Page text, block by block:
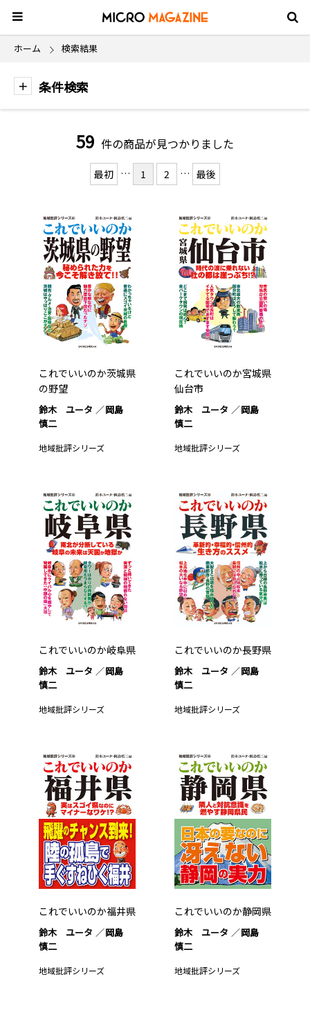
ホーム 検索結果
条件検索
59 件の商品が見つかりました
最初 … 1 2 … 最後
これでいいのか茨城県
の野望
鈴木 ユータ
岡島
慎二
地域批評シリーズ
これでいいのか宮城県
仙台市
鈴木 ユータ
岡島
慎二
地域批評シリーズ
これでいいのか岐阜県
鈴木 ユータ
岡島
慎二
地域批評シリーズ
これでいいのか長野県
鈴木 ユータ
岡島
慎二
地域批評シリーズ
これでいいのか福井県
鈴木 ユータ
岡島
慎二
地域批評シリーズ
これでいいのか静岡県
鈴木 ユータ
岡島
慎二
地域批評シリーズ